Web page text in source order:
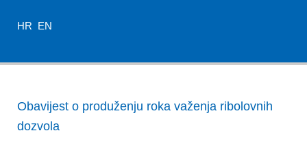
HR EN
Obavijest o produženju roka važenja ribolovnih
dozvola